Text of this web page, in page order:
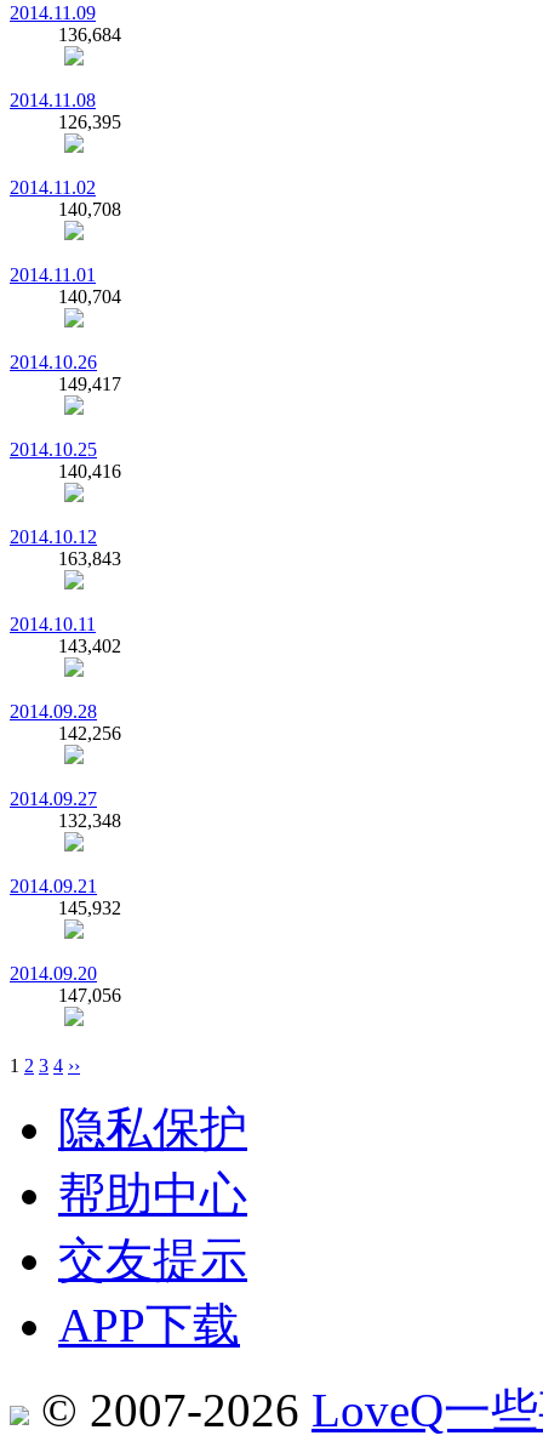
2014.11.09
136,684
2014.11.08
126,395
2014.11.02
140,708
2014.11.01
140,704
2014.10.26
149,417
2014.10.25
140,416
2014.10.12
163,843
2014.10.11
143,402
2014.09.28
142,256
2014.09.27
132,348
2014.09.21
145,932
2014.09.20
147,056
1 2 3 4 ››
隐私保护
帮助中心
交友提示
APP下载
© 2007-2026 LoveQ一